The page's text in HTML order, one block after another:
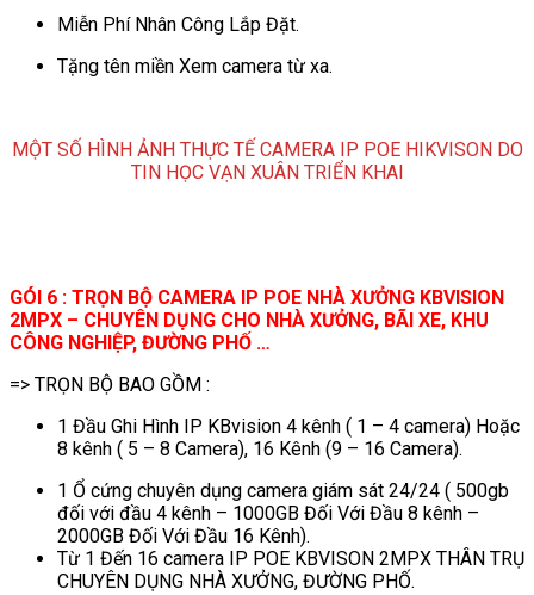
Miễn Phí Nhân Công Lắp Đặt.
Tặng tên miền Xem camera từ xa.
MỘT SỐ HÌNH ẢNH THỰC TẾ CAMERA IP POE HIKVISON DO
TIN HỌC VẠN XUÂN TRIỂN KHAI
GÓI 6 : TRỌN BỘ CAMERA IP POE NHÀ XƯỞNG KBVISION
2MPX – CHUYÊN DỤNG CHO NHÀ XƯỞNG, BÃI XE, KHU
CÔNG NGHIỆP, ĐƯỜNG PHỐ …
=> TRỌN BỘ BAO GỒM :
1 Đầu Ghi Hình IP KBvision 4 kênh ( 1 – 4 camera) Hoặc
8 kênh ( 5 – 8 Camera), 16 Kênh (9 – 16 Camera).
1 Ổ cứng chuyên dụng camera giám sát 24/24 ( 500gb
đối với đầu 4 kênh – 1000GB Đối Với Đầu 8 kênh –
2000GB Đối Với Đầu 16 Kênh).
Từ 1 Đến 16 camera IP POE KBVISON 2MPX THÂN TRỤ
CHUYÊN DỤNG NHÀ XƯỞNG, ĐƯỜNG PHỐ.